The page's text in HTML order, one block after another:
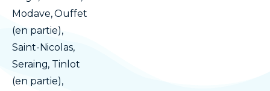
Modave, Ouffet
(en partie),
Saint-Nicolas,
Seraing, Tinlot
(en partie),